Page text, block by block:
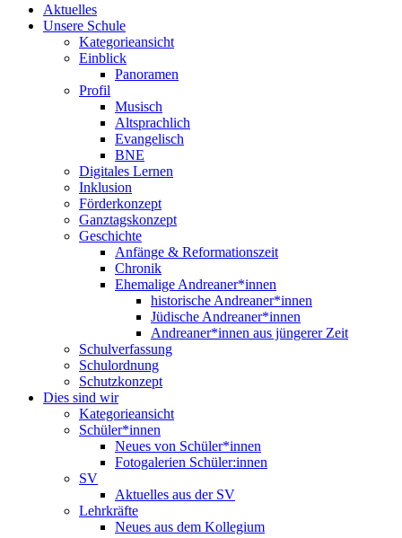
Aktuelles
Unsere Schule
Kategorieansicht
Einblick
Panoramen
Profil
Musisch
Altsprachlich
Evangelisch
BNE
Digitales Lernen
Inklusion
Förderkonzept
Ganztagskonzept
Geschichte
Anfänge & Reformationszeit
Chronik
Ehemalige Andreaner*innen
historische Andreaner*innen
Jüdische Andreaner*innen
Andreaner*innen aus jüngerer Zeit
Schulverfassung
Schulordnung
Schutzkonzept
Dies sind wir
Kategorieansicht
Schüler*innen
Neues von Schüler*innen
Fotogalerien Schüler:innen
SV
Aktuelles aus der SV
Lehrkräfte
Neues aus dem Kollegium